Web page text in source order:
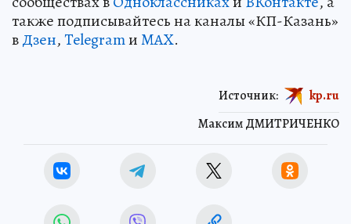
также подписывайтесь на каналы «КП-Казань»
вДзен,TelegramиMAX.
Максим ДМИТРИЧЕНКО
Источник: kp.ru